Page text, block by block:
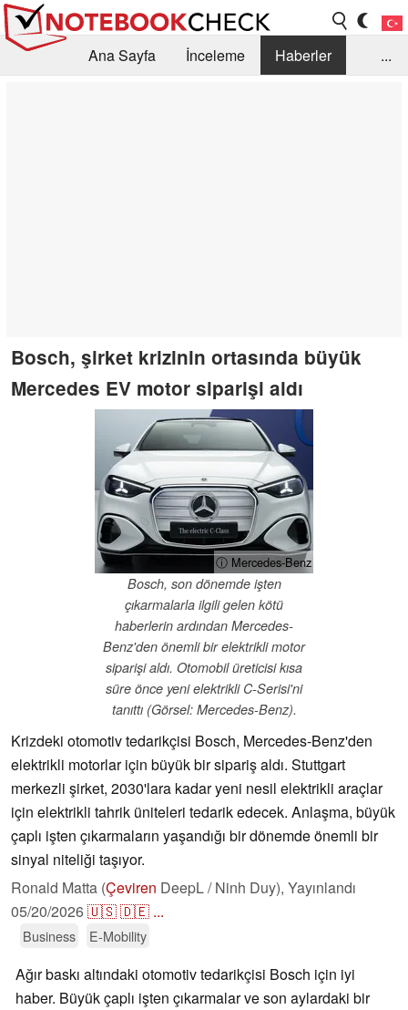
Ana Sayfa İnceleme
Haberler
...
Bosch, şirket krizinin ortasında büyük
Mercedes EV motor siparişi aldı
ⓘ Mercedes-Benz
Bosch, son dönemde işten
çıkarmalarla ilgili gelen kötü
haberlerin ardından Mercedes-
Benz'den önemli bir elektrikli motor
siparişi aldı. Otomobil üreticisi kısa
süre önce yeni elektrikli C-Serisi'ni
tanıttı (Görsel: Mercedes-Benz).
Krizdeki otomotiv tedarikçisi Bosch, Mercedes-Benz'den
elektrikli motorlar için büyük bir sipariş aldı. Stuttgart
merkezli şirket, 2030'lara kadar yeni nesil elektrikli araçlar
için elektrikli tahrik üniteleri tedarik edecek. Anlaşma, büyük
çaplı işten çıkarmaların yaşandığı bir dönemde önemli bir
sinyal niteliği taşıyor.
Ronald Matta (Çeviren DeepL / Ninh Duy), Yayınlandı
05/20/2026🇺🇸🇩🇪 ...
Business E-Mobility
Ağır baskı altındaki otomotiv tedarikçisi Bosch için iyi
haber. Büyük çaplı işten çıkarmalar ve son aylardaki bir